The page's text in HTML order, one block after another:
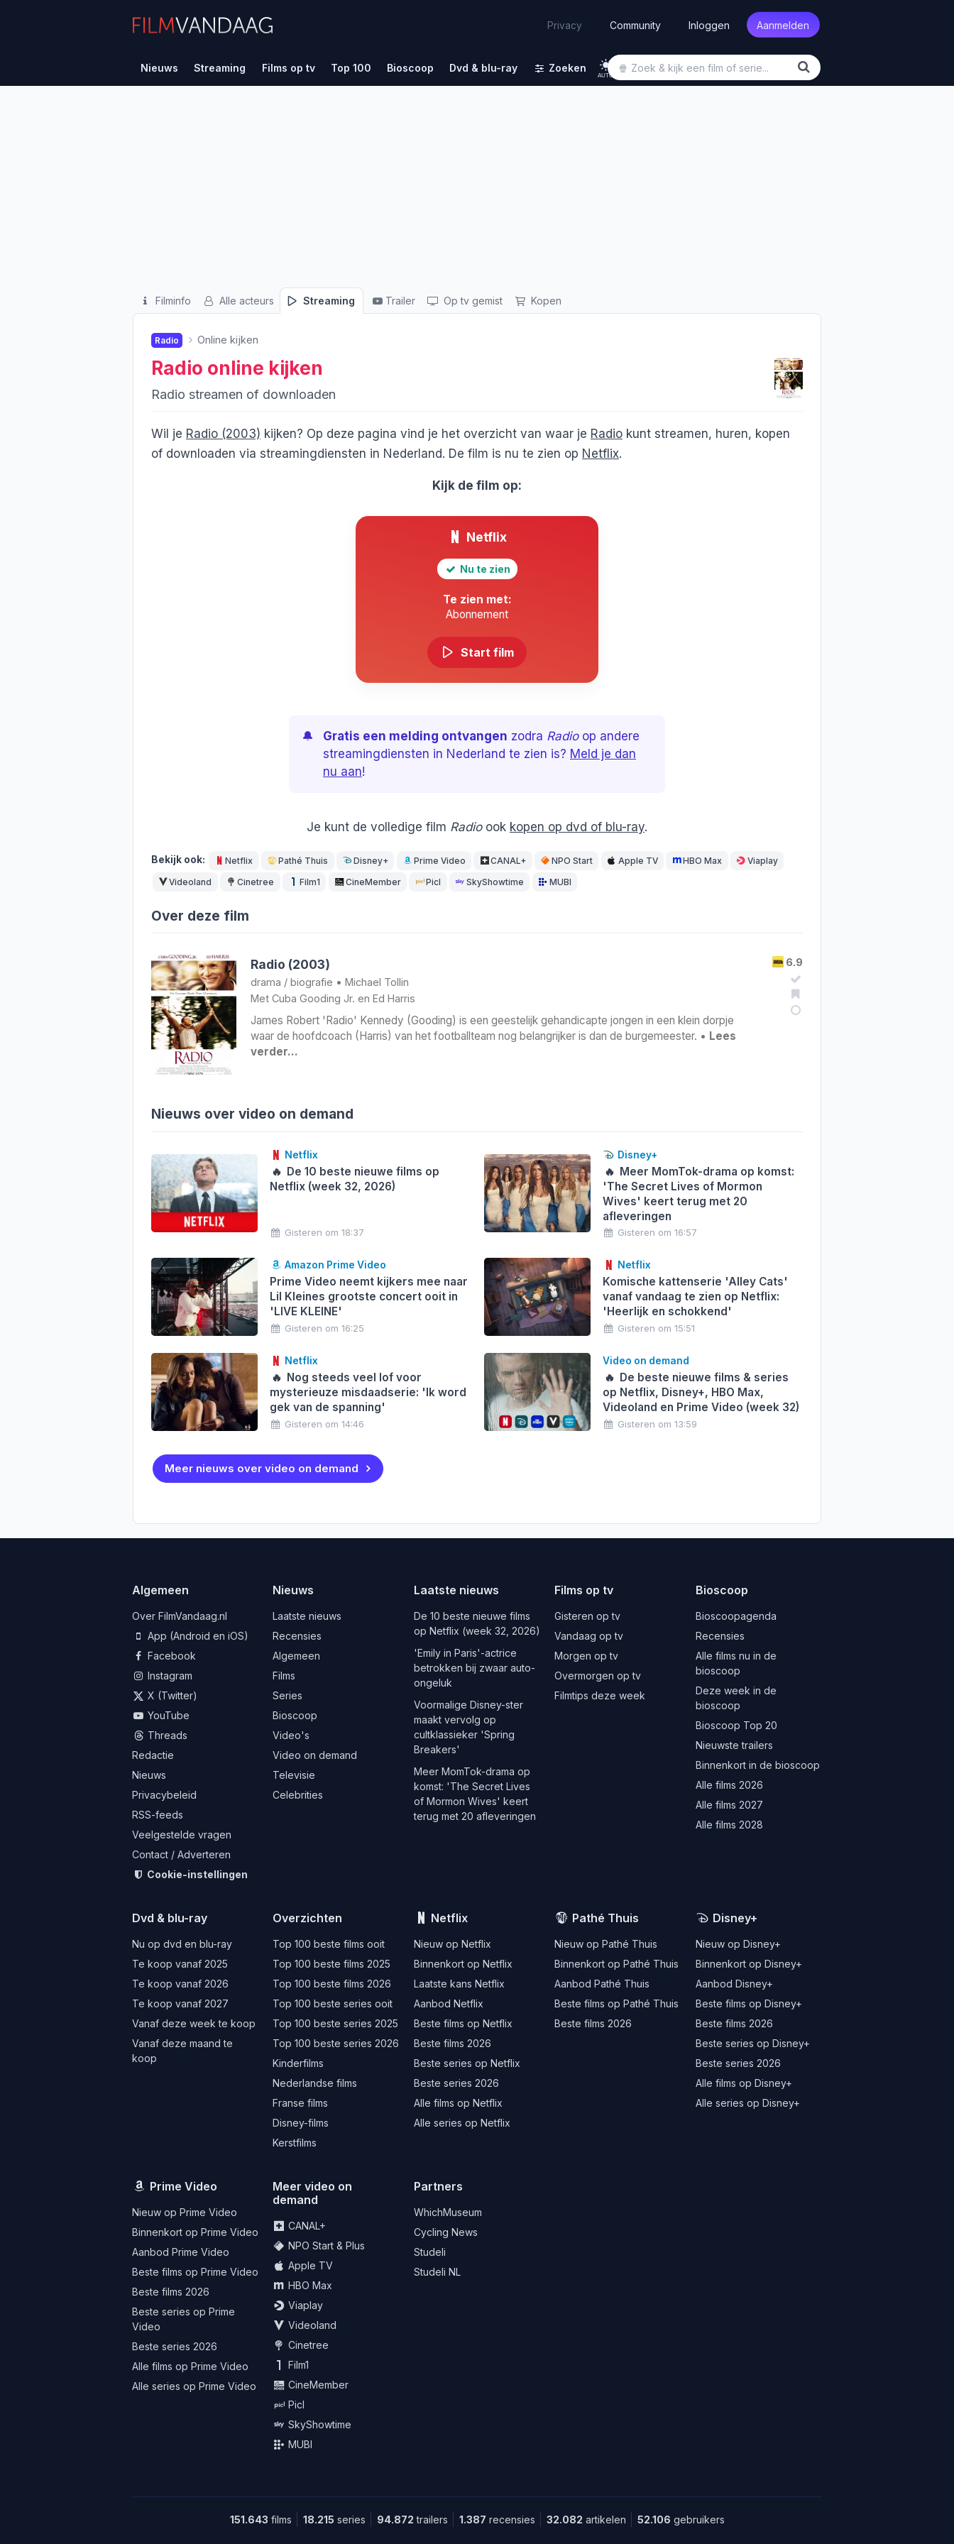
Privacy Community Inloggen Aanmelden
Nieuws Streaming Films op tv Top 100 Bioscoop Dvd & blu-ray Zoeken
AUTO
Filminfo Alle acteurs Streaming Trailer Op tv gemist Kopen
Radio Online kijken
Radio online kijken
Radio streamen of downloaden
Wil je Radio (2003) kijken? Op deze pagina vind je het overzicht van waar je Radio kunt streamen, huren, kopen
of downloaden via streamingdiensten in Nederland. De film is nu te zien op Netflix.
Kijk de film op:
Netflix
Nu te zien
Te zien met:
Abonnement
Start film
🔔 Gratis een melding ontvangen zodra Radioop andere
streamingdiensten in Nederland te zien is? Meld je dan
nu aan!
Je kunt de volledige film Radioook kopen op dvd of blu-ray.
Bekijk ook: Netflix Pathé Thuis Disney+ Prime Video CANAL+ NPO Start Apple TV HBO Max Viaplay
Videoland Cinetree Film1 CineMember Picl SkyShowtime MUBI
Over deze film
6.9
Radio (2003)
drama / biografie • Michael Tollin
Met Cuba Gooding Jr. en Ed Harris
James Robert 'Radio' Kennedy (Gooding) is een geestelijk gehandicapte jongen in een klein dorpje
waar de hoofdcoach (Harris) van het footballteam nog belangrijker is dan de burgemeester. • Lees
verder…
Nieuws over video on demand
Netflix
🔥 De 10 beste nieuwe films op
Netflix (week 32, 2026)
Gisteren om 18:37
Disney+
🔥 Meer MomTok-drama op komst:
'The Secret Lives of Mormon
Wives' keert terug met 20
afleveringen
Gisteren om 16:57
Amazon Prime Video
Prime Video neemt kijkers mee naar
Lil Kleines grootste concert ooit in
'LIVE KLEINE'
Gisteren om 16:25
Netflix
Komische kattenserie 'Alley Cats'
vanaf vandaag te zien op Netflix:
'Heerlijk en schokkend'
Gisteren om 15:51
Netflix
🔥
Nog steeds veel lof voor
mysterieuze misdaadserie: 'Ik word
gek van de spanning'
Gisteren om 14:46
Video on demand
🔥
De beste nieuwe films & series
op Netflix, Disney+, HBO Max,
Videoland en Prime Video (week 32)
Gisteren om 13:59
Meer nieuws over video on demand
Algemeen
Over FilmVandaag.nl
App (Android en iOS)
Facebook
Instagram
X (Twitter)
YouTube
Threads
Redactie
Nieuws
Privacybeleid
RSS-feeds
Veelgestelde vragen
Contact / Adverteren
Cookie-instellingen
Nieuws
Laatste nieuws
Recensies
Algemeen
Films
Series
Bioscoop
Video's
Video on demand
Televisie
Celebrities
Laatste nieuws
De 10 beste nieuwe films
op Netflix (week 32, 2026)
'Emily in Paris'-actrice
betrokken bij zwaar auto-
ongeluk
Voormalige Disney-ster
maakt vervolg op
cultklassieker 'Spring
Breakers'
Meer MomTok-drama op
komst: 'The Secret Lives
of Mormon Wives' keert
terug met 20 afleveringen
Films op tv
Gisteren op tv
Vandaag op tv
Morgen op tv
Overmorgen op tv
Filmtips deze week
Bioscoop
Bioscoopagenda
Recensies
Alle films nu in de
bioscoop
Deze week in de
bioscoop
Bioscoop Top 20
Nieuwste trailers
Binnenkort in de bioscoop
Alle films 2026
Alle films 2027
Alle films 2028
Dvd & blu-ray
Nu op dvd en blu-ray
Te koop vanaf 2025
Te koop vanaf 2026
Te koop vanaf 2027
Vanaf deze week te koop
Vanaf deze maand te
koop
Overzichten
Top 100 beste films ooit
Top 100 beste films 2025
Top 100 beste films 2026
Top 100 beste series ooit
Top 100 beste series 2025
Top 100 beste series 2026
Kinderfilms
Nederlandse films
Franse films
Disney-films
Kerstfilms
Netflix
Nieuw op Netflix
Binnenkort op Netflix
Laatste kans Netflix
Aanbod Netflix
Beste films op Netflix
Beste films 2026
Beste series op Netflix
Beste series 2026
Alle films op Netflix
Alle series op Netflix
Pathé Thuis
Nieuw op Pathé Thuis
Binnenkort op Pathé Thuis
Aanbod Pathé Thuis
Beste films op Pathé Thuis
Beste films 2026
Disney+
Nieuw op Disney+
Binnenkort op Disney+
Aanbod Disney+
Beste films op Disney+
Beste films 2026
Beste series op Disney+
Beste series 2026
Alle films op Disney+
Alle series op Disney+
Prime Video
Nieuw op Prime Video
Binnenkort op Prime Video
Aanbod Prime Video
Beste films op Prime Video
Beste films 2026
Beste series op Prime
Video
Beste series 2026
Alle films op Prime Video
Alle series op Prime Video
Meer video on
demand
CANAL+
NPO Start & Plus
Apple TV
HBO Max
Viaplay
Videoland
Cinetree
Film1
CineMember
Picl
SkyShowtime
MUBI
Partners
WhichMuseum
Cycling News
Studeli
Studeli NL
151.643 films 18.215 series 94.872 trailers 1.387 recensies 32.082 artikelen 52.106 gebruikers